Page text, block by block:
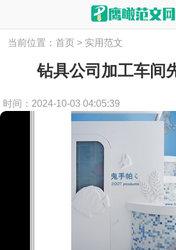
当前位置：首页 > 实用范文
钻具公司加工车间
时间：2024-10-03 04:05:39